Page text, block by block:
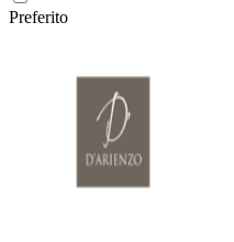
eBay
Abbigliamento
e Accessori
Preferito